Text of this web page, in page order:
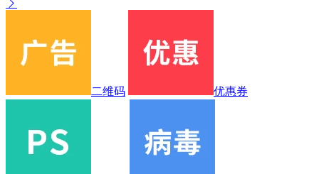
二维码 优惠券